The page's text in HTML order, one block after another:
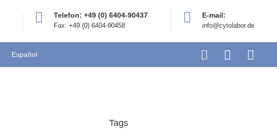
Telefon: +49 (0) 6404-90437
Fax: +49 (0) 6404-90458
E-mail:
info@cytolabor.de
Español
Tags